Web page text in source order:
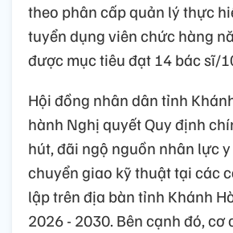
theo phân cấp quản lý thực
tuyển dụng viên chức hàng
được mục tiêu đạt 14 bác sĩ/
Hội đồng nhân dân tỉnh
hành Nghị quyết Quy định
hút, đãi ngộ nguồn nhân lực
chuyển giao kỹ thuật tại các
lập trên địa bàn tỉnh Khánh
2026 - 2030. Bên cạnh đó, cơ